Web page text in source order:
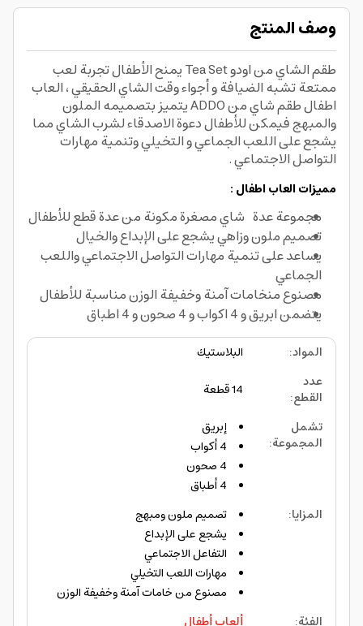
وصف المنتج
طقم الشاي من اودو Tea Set يمنح الأطفال تجربة لعب
ممتعة تشبه الضيافة و أجواء وقت الشاي الحقيقي ، العاب
اطفال طقم شاي من ADDO يتميز بتصميمه الملون
والمبهج فيمكن للأطفال دعوة الاصدقاء لشرب الشاي مما
يشجع على اللعب الجماعي و التخيلي وتنمية مهارات
التواصل الاجتماعي .
مميزات العاب اطفال :
مجموعة عدة شاي مصغرة مكونة من عدة قطع للأطفال
تصميم ملون وزاهي يشجع على الإبداع والخيال
يساعد على تنمية مهارات التواصل الاجتماعي واللعب
الجماعي
مصنوع منخامات آمنة وخفيفة الوزن مناسبة للأطفال
يتضمن ابريق و 4 اكواب و 4 صحون و 4 اطباق
المواد:
البلاستيك
عدد
القطع:
14 قطعة
تشمل
المجموعة:
إبريق
4 أكواب
4 صحون
4 أطباق
المزايا:
تصميم ملون ومبهج
يشجع على الإبداع
التفاعل الاجتماعي
مهارات اللعب التخيلي
مصنوع من خامات آمنة وخفيفة الوزن
الفئة: ألعاب أطفال